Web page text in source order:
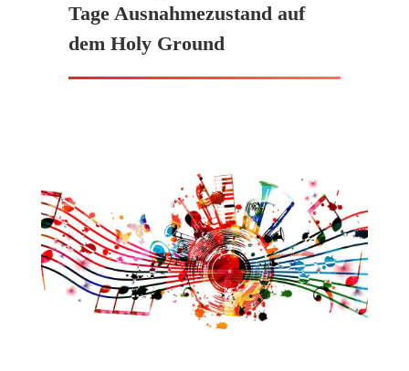
Tage Ausnahmezustand auf
dem Holy Ground